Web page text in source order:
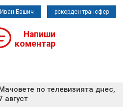
Иван Башич рекорден трансфер
Напиши
коментар
по телевизията днес,
август